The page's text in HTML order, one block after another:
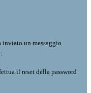
inviato un messaggio
il reset della password